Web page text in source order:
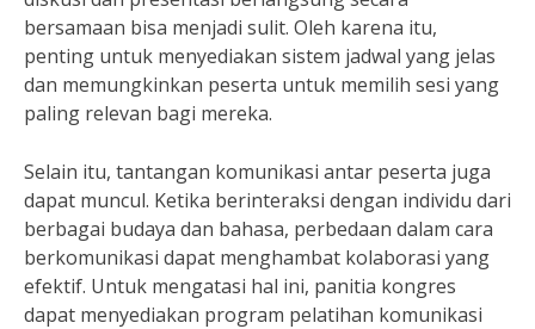
bersamaan bisa menjadi sulit. Oleh karena itu,
penting untuk menyediakan sistem jadwal yang jelas
dan memungkinkan peserta untuk memilih sesi yang
paling relevan bagi mereka.
Selain itu, tantangan komunikasi antar peserta juga
dapat muncul. Ketika berinteraksi dengan individu dari
berbagai budaya dan bahasa, perbedaan dalam cara
berkomunikasi dapat menghambat kolaborasi yang
efektif. Untuk mengatasi hal ini, panitia kongres
dapat menyediakan program pelatihan komunikasi